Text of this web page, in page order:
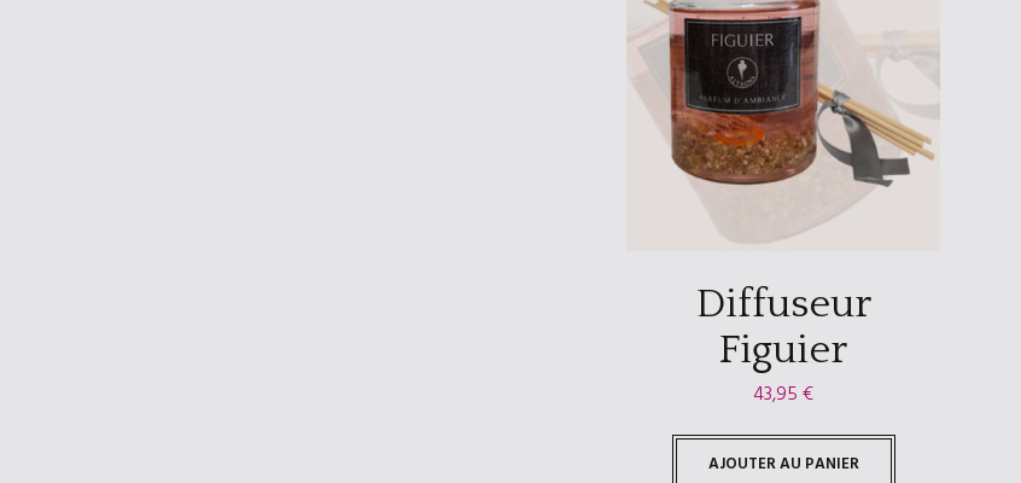
Diffuseur
Figuier
43,95€
AJOUTER AU PANIER